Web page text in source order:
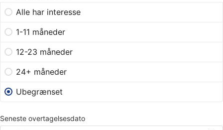
Alle har interesse
1-11 måneder
12-23 måneder
24+ måneder
Ubegrænset
Seneste overtagelsesdato